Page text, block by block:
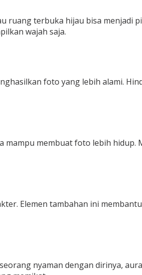
ruang terbuka hijau bisa menjadi
wajah saja.
foto yang lebih alami.
mampu membuat foto lebih hidup.
Elemen tambahan ini
nyaman dengan dirinya,